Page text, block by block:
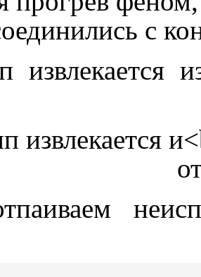
извлекается